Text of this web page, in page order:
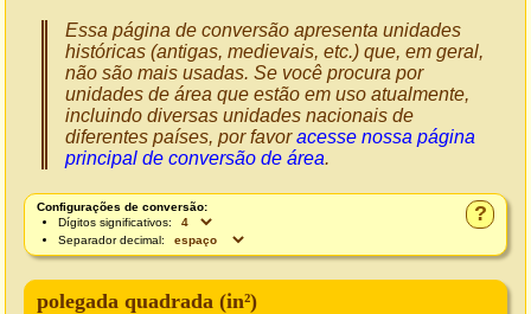
Essa página de conversão apresenta unidades
históricas (antigas, medievais, etc.) que, em geral,
não são mais usadas. Se você procura por
unidades de área que estão em uso atualmente,
incluindo diversas unidades nacionais de
diferentes países, por favoracesse nossa página
principal de conversão de área.
?
Configurações de conversão:
Dígitos significativos:
Separador decimal:
polegada quadrada (in²)